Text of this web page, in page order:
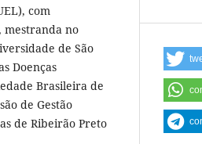
com
mestranda no
de São
Doenças
Brasileira de
de Gestão
de Ribeirão Preto